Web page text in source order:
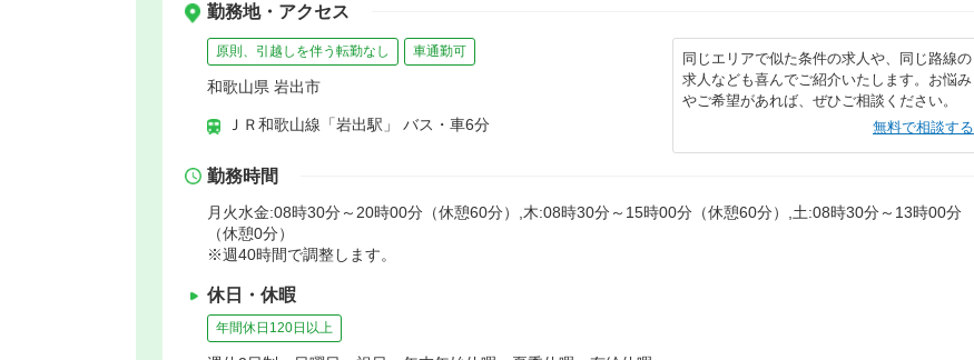
勤務地・アクセス
原則、引越しを伴う転勤なし 車通勤可
和歌山県 岩出市
ＪＲ和歌山線「岩出駅」 バス・車6分
同じエリアで似た条件の求人や、同じ路線の
求人なども喜んでご紹介いたします。お悩み
やご希望があれば、ぜひご相談ください。
無料で相談する
勤務時間
月火水金:08時30分～20時00分（休憩60分）,木:08時30分～15時00分（休憩60分）,土:08時30分～13時00分
（休憩0分）
※週40時間で調整します。
休日・休暇
年間休日120日以上